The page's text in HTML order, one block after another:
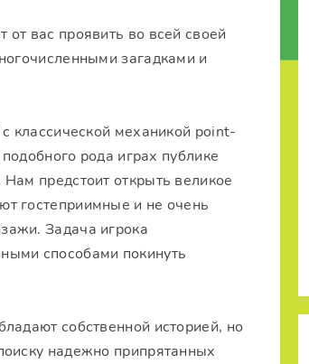
вас проявить во всей своей
загадками и
классической механикой point-
рода играх публике
предстоит открыть великое
гостеприимные и не очень
Задача игрока
способами покинуть
собственной историей, но
надежно припрятанных